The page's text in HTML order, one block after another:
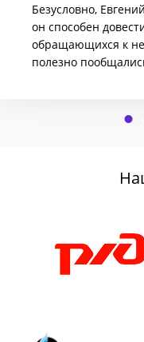
Безусловно,
он способен
обращающихся к
полезно